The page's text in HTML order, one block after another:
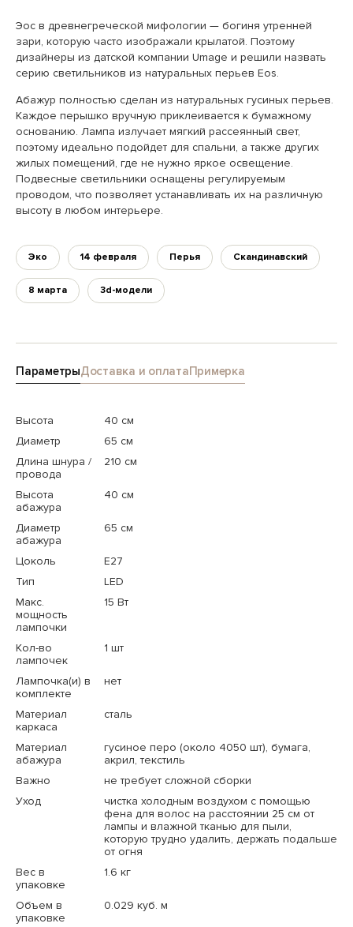
Эос в древнегреческой мифологии — богиня утренней
зари, которую часто изображали крылатой. Поэтому
дизайнеры из датской компании Umage и решили назвать
серию светильников из натуральных перьев Eos.
Абажур полностью сделан из натуральных гусиных перьев.
Каждое перышко вручную приклеивается к бумажному
основанию. Лампа излучает мягкий рассеянный свет,
поэтому идеально подойдет для спальни, а также других
жилых помещений, где не нужно яркое освещение.
Подвесные светильники оснащены регулируемым
проводом, что позволяет устанавливать их на различную
высоту в любом интерьере.
Эко 14 февраля Перья Скандинавский
8 марта 3d-модели
ПараметрыДоставка и оплатаПримерка
Высота
40 см
Диаметр
65 см
Длина шнура /
провода
210 см
Высота
абажура
40 см
Диаметр
абажура
65 см
Цоколь
E27
Тип
LED
Макс.
мощность
лампочки
15 Вт
Кол-во
лампочек
1 шт
Лампочка(и) в
комплекте
нет
Материал
каркаса
сталь
Материал
абажура
гусиное перо (около 4050 шт), бумага,
акрил, текстиль
Важно
не требует сложной сборки
Уход
чистка холодным воздухом с помощью
фена для волос на расстоянии 25 см от
лампы и влажной тканью для пыли,
которую трудно удалить, держать подальше
от огня
Вес в
упаковке
1.6 кг
Объем в
упаковке
0.029 куб. м